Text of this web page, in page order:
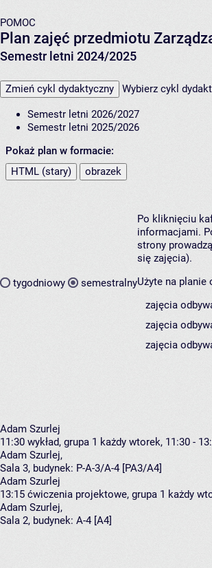
POMOC
Plan zajęć przedmiotu
Semestr letni 2024/2025
Zmień cykl dydaktyczny Wybierz cykl
Semestr letni 2026/2027
Semestr letni 2025/2026
Pokaż plan w formacie:
HTML (stary)
obrazek
tygodniowy semestralny
Po kliknięciu
informacjami.
strony
się zajęcia).
Użyte na planie
zajęcia
zajęcia
zajęcia
Adam Szurlej
11:30 wykład, grupa 1 każdy wtorek, 11:30 -
Adam Szurlej,
Sala 3, budynek: P-A-3/A-4 [PA3/A4]
Adam Szurlej
13:15 ćwiczenia projektowe, grupa 1 każdy
Adam Szurlej,
Sala 2, budynek: A-4 [A4]